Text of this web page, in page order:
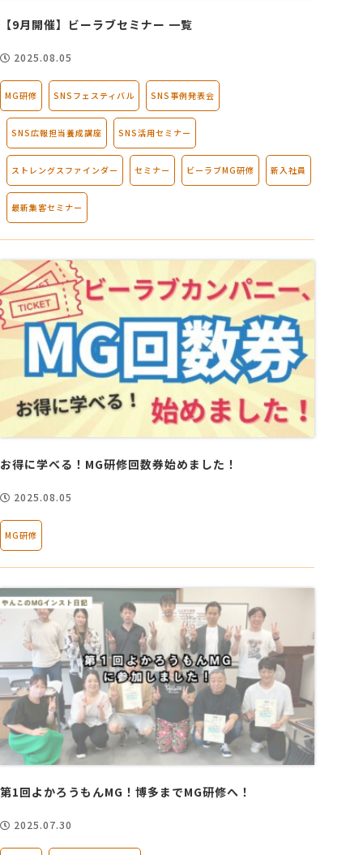
【9月開催】ビーラブセミナー 一覧
2025.08.05
MG研修 SNSフェスティバル SNS事例発表会
SNS広報担当養成講座 SNS活用セミナー
ストレングスファインダー セミナー ビーラブMG研修 新入社員
最新集客セミナー
お得に学べる！MG研修回数券始めました！
2025.08.05
MG研修
第1回よかろうもんMG！博多までMG研修へ！
2025.07.30